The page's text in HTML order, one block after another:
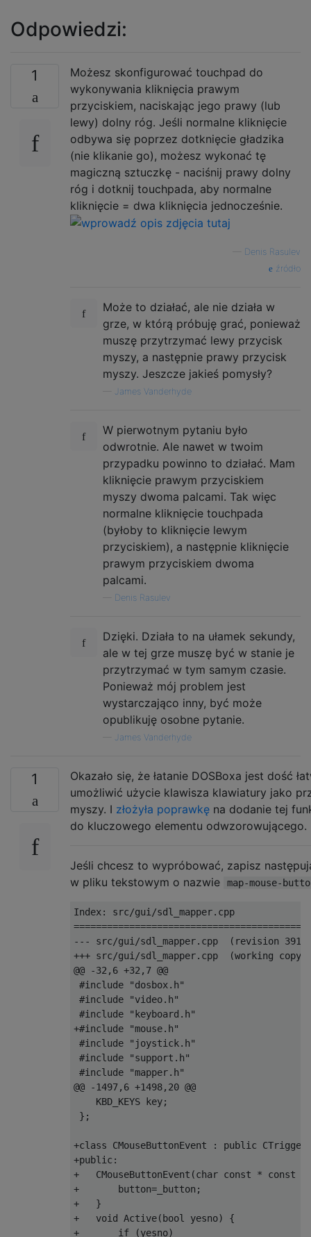
Odpowiedzi:
1
Możesz skonfigurować touchpad do
wykonywania kliknięcia prawym
przyciskiem, naciskając jego prawy (lub
lewy) dolny róg. Jeśli normalne kliknięcie
odbywa się poprzez dotknięcie gładzika
(nie klikanie go), możesz wykonać tę
magiczną sztuczkę - naciśnij prawy dolny
róg i dotknij touchpada, aby normalne
kliknięcie = dwa kliknięcia jednocześnie.
Denis Rasulev
źródło
Może to działać, ale nie działa w
grze, w którą próbuję grać, ponieważ
muszę przytrzymać lewy przycisk
myszy, a następnie prawy przycisk
myszy. Jeszcze jakieś pomysły?
James Vanderhyde
W pierwotnym pytaniu było
odwrotnie. Ale nawet w twoim
przypadku powinno to działać. Mam
kliknięcie prawym przyciskiem
myszy dwoma palcami. Tak więc
normalne kliknięcie touchpada
(byłoby to kliknięcie lewym
przyciskiem), a następnie kliknięcie
prawym przyciskiem dwoma
palcami.
Denis Rasulev
Dzięki. Działa to na ułamek sekundy,
ale w tej grze muszę być w stanie je
przytrzymać w tym samym czasie.
Ponieważ mój problem jest
wystarczająco inny, być może
opublikuję osobne pytanie.
James Vanderhyde
1
Okazało się, że łatanie DOSBoxa jest dość
umożliwić użycie klawisza klawiatury jako
myszy. I złożyła poprawkę na dodanie tej
do kluczowego elementu odwzorowującego.
Jeśli chcesz to wypróbować, zapisz
w pliku tekstowym o nazwie
map-mouse-
Index: src/gui/sdl_mapper.cpp
--- src/gui/sdl_mapper.cpp  (revision
+++ src/gui/sdl_mapper.cpp  (working copy)
@@ -32,6 +32,7 @@
#include "dosbox.h"
#include "video.h"
#include "keyboard.h"
+#include "mouse.h"
#include "joystick.h"
#include "support.h"
#include "mapper.h"
@@ -1497,6 +1498,20 @@
    KBD_KEYS key;
};
+class CMouseButtonEvent : public
+public:
+   CMouseButtonEvent(char const *
+       button=_button;
+   }
+   void Active(bool yesno) {
+       if (yesno)